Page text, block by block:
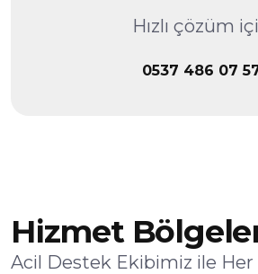
Hızlı çözüm
0537 486 07
Hizmet
Acil Destek Ekibimiz ile Her